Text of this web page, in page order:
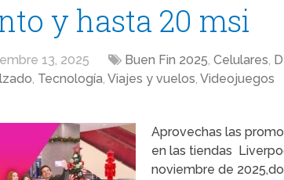
y hasta 20 msi
13, 2025 Buen Fin 2025, Celulares,
, Tecnología, Viajes y vuelos, Videojuegos
Aprovechas las
en las tiendas
noviembre de